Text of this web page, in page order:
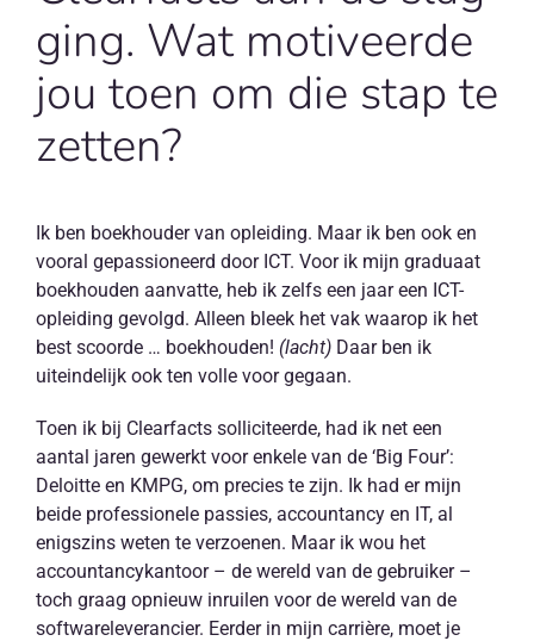
ging. Wat motiveerde
jou toen om die stap te
zetten?
Ik ben boekhouder van opleiding. Maar ik ben ook en
vooral gepassioneerd door ICT. Voor ik mijn graduaat
boekhouden aanvatte, heb ik zelfs een jaar een ICT-
opleiding gevolgd. Alleen bleek het vak waarop ik het
best scoorde … boekhouden! (lacht)Daar ben ik
uiteindelijk ook ten volle voor gegaan.
Toen ik bij Clearfacts solliciteerde, had ik net een
aantal jaren gewerkt voor enkele van de ‘Big Four’:
Deloitte en KMPG, om precies te zijn. Ik had er mijn
beide professionele passies, accountancy en IT, al
enigszins weten te verzoenen. Maar ik wou het
accountancykantoor – de wereld van de gebruiker –
toch graag opnieuw inruilen voor de wereld van de
softwareleverancier. Eerder in mijn carrière, moet je